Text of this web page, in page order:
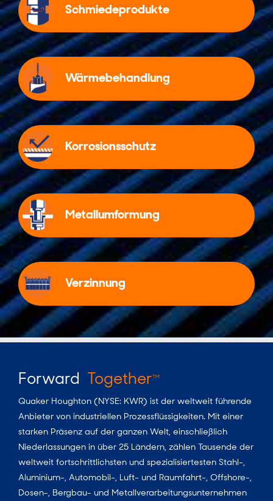
Schmiedeprodukte
Wärmebehandlung
Korrosionsschutz
Metallumformung
Verzinnung
Forward TogetherTM
Quaker Houghton (NYSE: KWR) ist der weltweit führende
Anbieter von industriellen Prozessflüssigkeiten. Mit einer
starken Präsenz auf der ganzen Welt, einschließlich
Niederlassungen in über 25 Ländern, zählen Tausende der
weltweit fortschrittlichsten und spezialisiertesten Stahl-,
Aluminium-, Automobil-, Luft- und Raumfahrt-, Offshore-,
Dosen-, Bergbau- und Metallverarbeitungsunternehmen